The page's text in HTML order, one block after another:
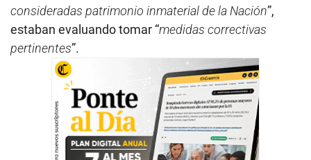
consideradas patrimonio inmaterial de la Nación”,
estaban evaluando tomar “medidas correctivas
pertinentes”.